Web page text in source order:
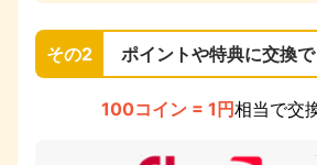
その2 ポイントや特典に交換で
100コイン = 1円相当で交